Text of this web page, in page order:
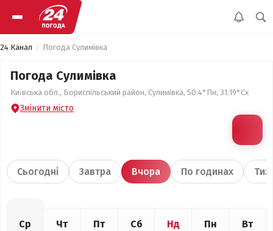
24 Канал Погода Сулимівка
Погода Сулимівка
Київська обл., Бориспільський район, Сулимівка, 50.4°Пн, 31.19°Сх
Змінити місто
Сьогодні Завтра Вчора По годинах
Ср Чт Пт Сб Нд Пн Вт